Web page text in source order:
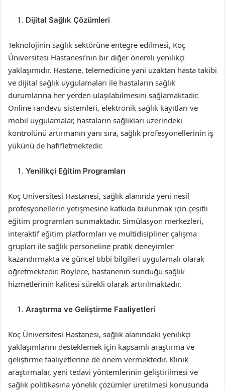
Dijital Sağlık Çözümleri
Teknolojinin sağlık sektörüne entegre edilmesi, Koç
Üniversitesi Hastanesi’nin bir diğer önemli yenilikçi
yaklaşımıdır. Hastane, telemedicine yani uzaktan hasta takibi
ve dijital sağlık uygulamaları ile hastaların sağlık
durumlarına her yerden ulaşılabilmesini sağlamaktadır.
Online randevu sistemleri, elektronik sağlık kayıtları ve
mobil uygulamalar, hastaların sağlıkları üzerindeki
kontrolünü artırmanın yanı sıra, sağlık profesyonellerinin iş
yükünü de hafifletmektedir.
Yenilikçi Eğitim Programları
Koç Üniversitesi Hastanesi, sağlık alanında yeni nesil
profesyonellerin yetişmesine katkıda bulunmak için çeşitli
eğitim programları sunmaktadır. Simülasyon merkezleri,
interaktif eğitim platformları ve multidisipliner çalışma
grupları ile sağlık personeline pratik deneyimler
kazandırmakta ve güncel tıbbi bilgileri uygulamalı olarak
öğretmektedir. Böylece, hastanenin sunduğu sağlık
hizmetlerinin kalitesi sürekli olarak artırılmaktadır.
Araştırma ve Geliştirme Faaliyetleri
Koç Üniversitesi Hastanesi, sağlık alanındaki yenilikçi
yaklaşımlarını desteklemek için kapsamlı araştırma ve
geliştirme faaliyetlerine de önem vermektedir. Klinik
araştırmalar, yeni tedavi yöntemlerinin geliştirilmesi ve
sağlık politikasına yönelik çözümler üretilmesi konusunda